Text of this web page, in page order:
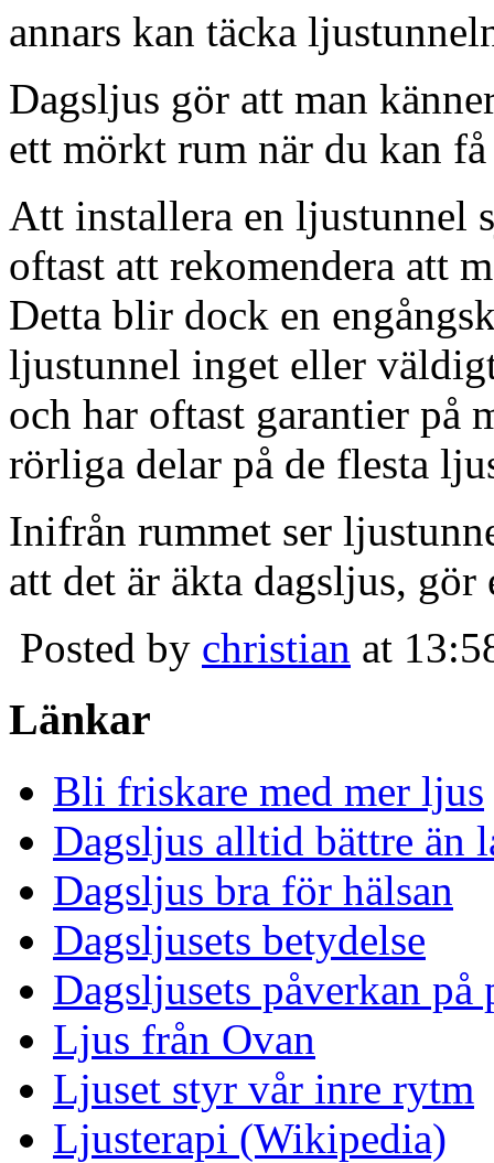
annars kan täcka
Dagsljus gör att man
ett mörkt rum när du kan
Att installera en ljustunnel
oftast att rekomendera att
Detta blir dock en
ljustunnel inget eller
och har oftast garantier på
rörliga delar på de flesta
Inifrån rummet ser
att det är äkta dagsljus,
Posted by christian at
Länkar
Bli friskare med mer ljus
Dagsljus alltid bättre än
Dagsljus bra för hälsan
Dagsljusets betydelse
Dagsljusets påverkan på
Ljus från Ovan
Ljuset styr vår inre rytm
Ljusterapi (Wikipedia)